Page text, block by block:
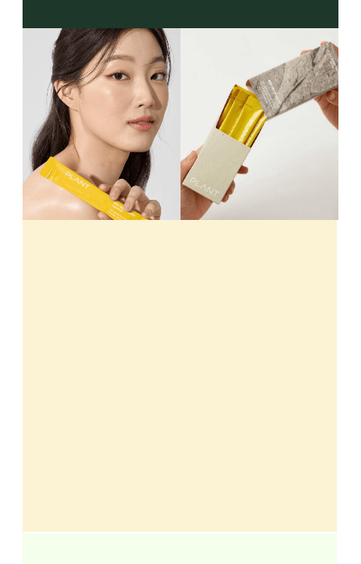
* Более 100 человек приняли участие
в исследовании Global Medical Research Center
и Seegen Medical Foundation (Сеул, Южная Корея)
проведённому в период с марта по сентябрь 2024